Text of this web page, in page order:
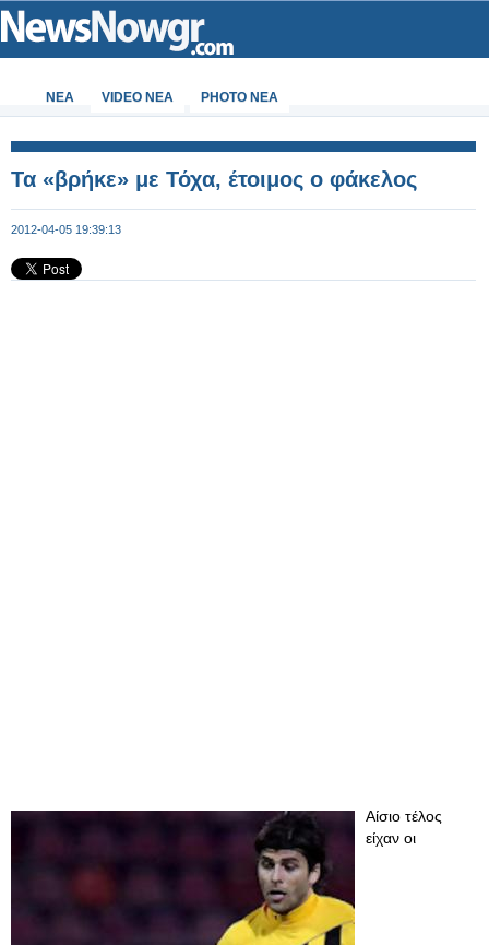
ΝΕΑ VIDEO NEA PHOTO NEA
Τα «βρήκε» με Τόχα, έτοιμος ο φάκελος
2012-04-05 19:39:13
Αίσιο τέλος
είχαν οι